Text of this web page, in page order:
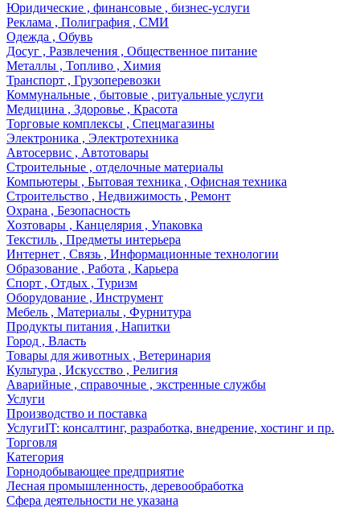
Юридические , финансовые , бизнес-услуги
Реклама , Полиграфия , СМИ
Одежда , Обувь
Досуг , Развлечения , Общественное питание
Металлы , Топливо , Химия
Транспорт , Грузоперевозки
Коммунальные , бытовые , ритуальные услуги
Медицина , Здоровье , Красота
Торговые комплексы , Спецмагазины
Электроника , Электротехника
Автосервис , Автотовары
Строительные , отделочные материалы
Компьютеры , Бытовая техника , Офисная техника
Строительство , Недвижимость , Ремонт
Охрана , Безопасность
Хозтовары , Канцелярия , Упаковка
Текстиль , Предметы интерьера
Интернет , Связь , Информационные технологии
Образование , Работа , Карьера
Спорт , Отдых , Туризм
Оборудование , Инструмент
Мебель , Материалы , Фурнитура
Продукты питания , Напитки
Город , Власть
Товары для животных , Ветеринария
Культура , Искусство , Религия
Аварийные , справочные , экстренные службы
Услуги
Производство и поставка
УслугиIT: консалтинг, разработка, внедрение, хостинг и пр.
Торговля
Категория
Горнодобывающее предприятие
Лесная промышленность, деревообработка
Сфера деятельности не указана